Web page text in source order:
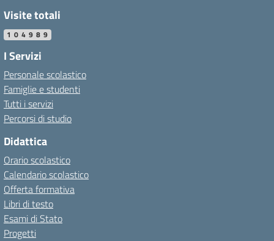
Visite totali
104989
I Servizi
Personale scolastico
Famiglie e studenti
Tutti i servizi
Percorsi di studio
Didattica
Orario scolastico
Calendario scolastico
Offerta formativa
Libri di testo
Esami di Stato
Progetti